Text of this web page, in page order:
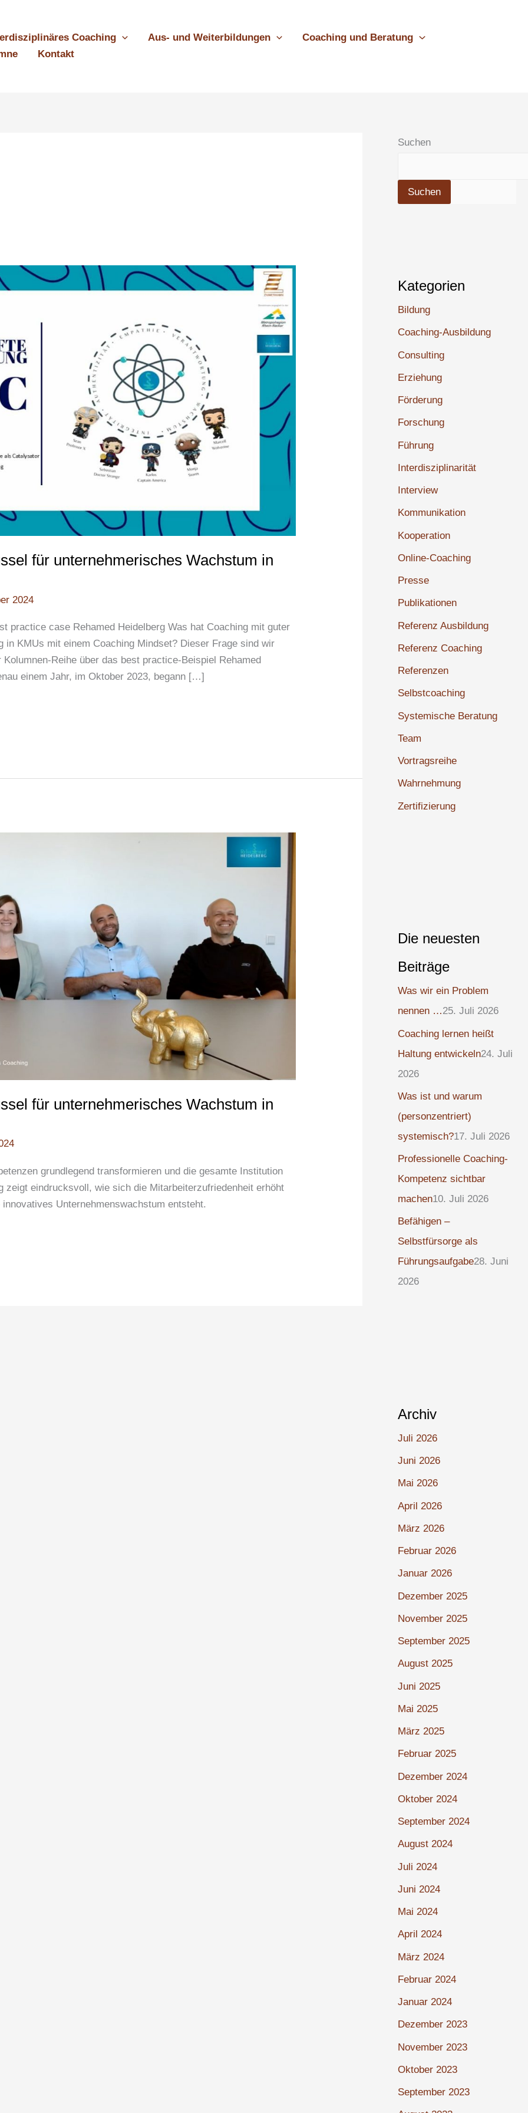
Coaching Aus- und Weiterbildungen
Coaching und Beratung
Kontakt
für unternehmerisches Wachstum in
2024
practice case Rehamed Heidelberg Was hat Coaching mit guter
in KMUs mit einem Coaching Mindset? Dieser Frage sind wir
Reihe über das best practice-Beispiel Rehamed
einem Jahr, im Oktober 2023, begann […]
für unternehmerisches Wachstum in
grundlegend transformieren und die gesamte Institution
zeigt eindrucksvoll, wie sich die Mitarbeiterzufriedenheit erhöht
Unternehmenswachstum entsteht.
Suchen
Suchen
Kategorien
Bildung
Coaching-Ausbildung
Consulting
Erziehung
Förderung
Forschung
Führung
Interdisziplinarität
Interview
Kommunikation
Kooperation
Online-Coaching
Presse
Publikationen
Referenz Ausbildung
Referenz Coaching
Referenzen
Selbstcoaching
Systemische Beratung
Team
Vortragsreihe
Wahrnehmung
Zertifizierung
Die neuesten
Beiträge
Was wir ein Problem
nennen …25. Juli 2026
Coaching lernen heißt
Haltung entwickeln24. Juli
2026
Was ist und warum
(personzentriert)
systemisch?17. Juli 2026
Professionelle Coaching-
Kompetenz sichtbar
machen10. Juli 2026
Befähigen –
Selbstfürsorge als
Führungsaufgabe28. Juni
2026
Archiv
Juli 2026
Juni 2026
Mai 2026
April 2026
März 2026
Februar 2026
Januar 2026
Dezember 2025
November 2025
September 2025
August 2025
Juni 2025
Mai 2025
März 2025
Februar 2025
Dezember 2024
Oktober 2024
September 2024
August 2024
Juli 2024
Juni 2024
Mai 2024
April 2024
März 2024
Februar 2024
Januar 2024
Dezember 2023
November 2023
Oktober 2023
September 2023